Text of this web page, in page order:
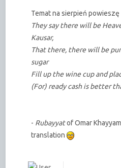
Temat na sierpień
They say there will be
Kausar,
That there, there will be
sugar
Fill up the wine cup and
(For) ready cash is better
- Rubayyatof Omar
translation